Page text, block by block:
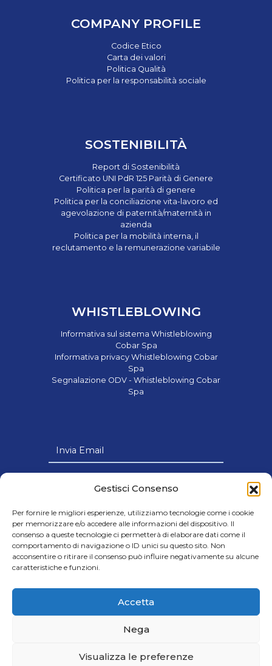
Gestisci Consenso
Per fornire le migliori esperienze, utilizziamo tecnologie come i cookie
per memorizzare e/o accedere alle informazioni del dispositivo. Il
consenso a queste tecnologie ci permetterà di elaborare dati come il
comportamento di navigazione o ID unici su questo sito. Non
acconsentire o ritirare il consenso può influire negativamente su alcune
caratteristiche e funzioni.
Accetta
Nega
Visualizza le preferenze
COMPANY PROFILE
Codice Etico
Carta dei valori
Politica Qualità
Politica per la responsabilità sociale
SOSTENIBILITÀ
Report di Sostenibilità
Certificato UNI PdR 125 Parità di Genere
Politica per la parità di genere
Politica per la conciliazione vita-lavoro ed
agevolazione di paternità/maternità in
azienda
Politica per la mobilità interna, il
reclutamento e la remunerazione variabile
WHISTLEBLOWING
Informativa sul sistema Whistleblowing
Cobar Spa
Informativa privacy Whistleblowing Cobar
Spa
Segnalazione ODV - Whistleblowing Cobar
Spa
Invia Email
Link Utili
© 2024 Cobar s.p.a - Società con Socio
Unico soggetta all’attività di Direzione e
C.F. e P.IVA IT06605700720